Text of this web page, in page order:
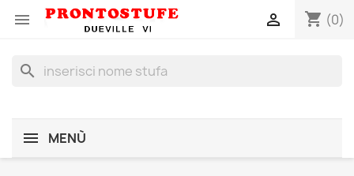
 shopping_cart (0)

search
MENÙ